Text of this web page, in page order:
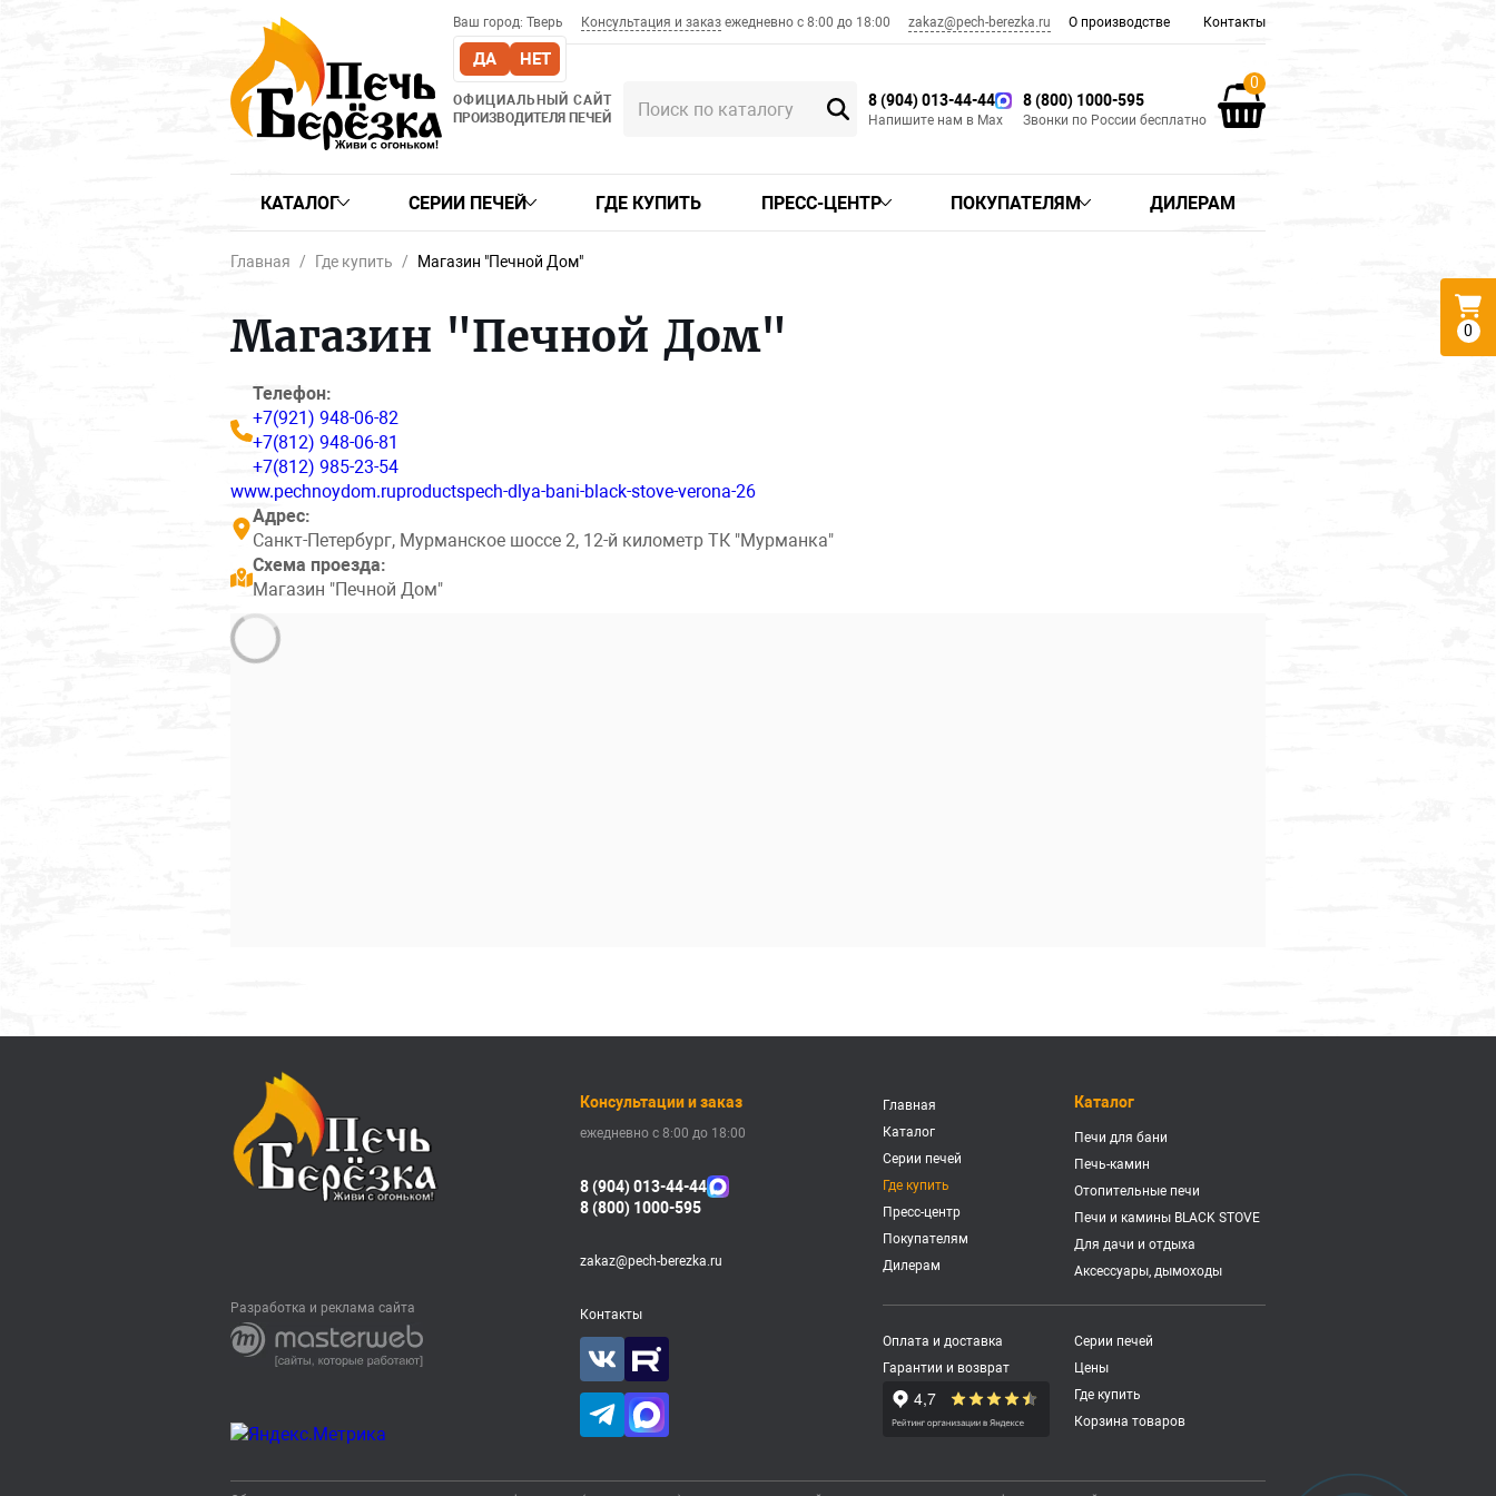
Ваш город: Тверь
ДА НЕТ
Консультация и заказ ежедневно с 8:00 до 18:00 zakaz@pech-berezka.ru О производстве Контакты
ОФИЦИАЛЬНЫЙ САЙТ
ПРОИЗВОДИТЕЛЯ ПЕЧЕЙ
8 (904) 013-44-44
Напишите нам в Max
8 (800) 1000-595
Звонки по России бесплатно
0
КАТАЛОГ СЕРИИ ПЕЧЕЙ ГДЕ КУПИТЬ ПРЕСС-ЦЕНТР ПОКУПАТЕЛЯМ ДИЛЕРАМ
Главная Где купить Магазин "Печной Дом"
Магазин "Печной Дом"
Телефон:
+7(921) 948-06-82
+7(812) 948-06-81
+7(812) 985-23-54
www.pechnoydom.ruproductspech-dlya-bani-black-stove-verona-26
Адрес:
Санкт-Петербург, Мурманское шоссе 2, 12-й километр ТК "Мурманка"
Схема проезда:
Магазин "Печной Дом"
Разработка и реклама сайта
Консультации и заказ
ежедневно с 8:00 до 18:00
8 (904) 013-44-44
8 (800) 1000-595
zakaz@pech-berezka.ru
Контакты
Главная
Каталог
Серии печей
Где купить
Пресс-центр
Покупателям
Дилерам
Каталог
Печи для бани
Печь-камин
Отопительные печи
Печи и камины BLACK STOVE
Для дачи и отдыха
Аксессуары, дымоходы
Оплата и доставка
Гарантии и возврат
Серии печей
Цены
Где купить
Корзина товаров
0